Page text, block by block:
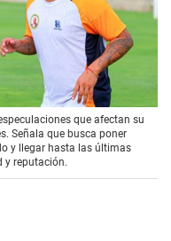
que afectan su
Señala que busca poner
y llegar hasta las últimas
y reputación.